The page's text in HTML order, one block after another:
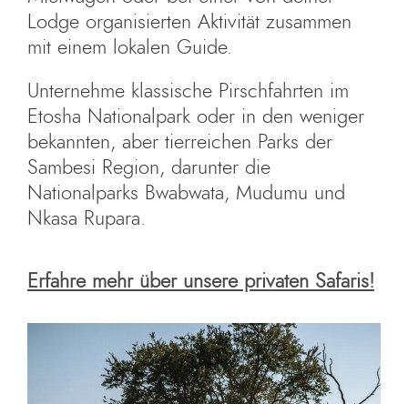
Lodge organisierten Aktivität zusammen
mit einem lokalen Guide.
Unternehme klassische Pirschfahrten im
Etosha Nationalpark oder in den weniger
bekannten, aber tierreichen Parks der
Sambesi Region, darunter die
Nationalparks Bwabwata, Mudumu und
Nkasa Rupara.
Erfahre mehr über unsere privaten Safaris!